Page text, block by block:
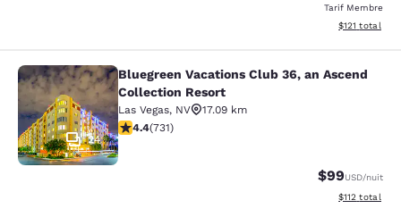
Tarif Membre
Afficher les
$121 total
Bluegreen Vacations Club 36, an
24
Bluegreen Vacations Club 36, an Ascend
Collection Resort
Las Vegas, NV
17.09 km
4.37 étoiles. Excellent. 731 commentaires
4.4(731)
$99USD/nuit
Afficher les
$112 total